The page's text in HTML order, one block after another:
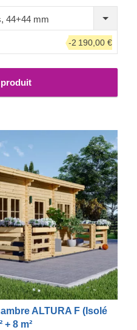
pour prendre de délicieux
précieux ensemble à
44+44 mm
-2 190,00 €
ALTURA F (Isolé
+ 8 m²